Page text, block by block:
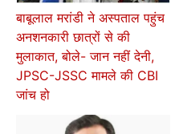
बाबूलाल मरांडी ने अस्पताल पहुंच
अनशनकारी छात्रों से की
मुलाकात, बोले- जान नहीं देनी,
JPSC-JSSC मामले की CBI
जांच हो